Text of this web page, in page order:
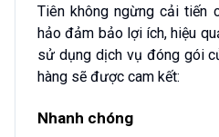
Tiên không ngừng cải tiến
hảo đảm bảo lợi ích, hiệu
sử dụng dịch vụ đóng gói
hàng sẽ được cam kết:
Nhanh chóng